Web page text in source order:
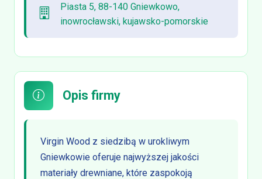
Piasta 5, 88-140 Gniewkowo,
inowrocławski, kujawsko-pomorskie
Opis firmy
Virgin Wood z siedzibą w urokliwym
Gniewkowie oferuje najwyższej jakości
materiały drewniane, które zaspokoją